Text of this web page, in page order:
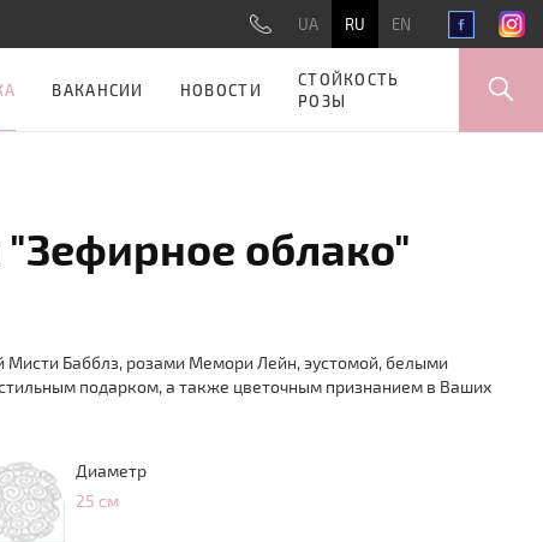
UA RU EN
ВАКАНСИИ НОВОСТИ
СТОЙКОСТЬ
РОЗЫ
облако"
Мисти Бабблз, розами Мемори Лейн, эустомой, белыми
подарком, а также цветочным признанием в Ваших
Диаметр
25 см